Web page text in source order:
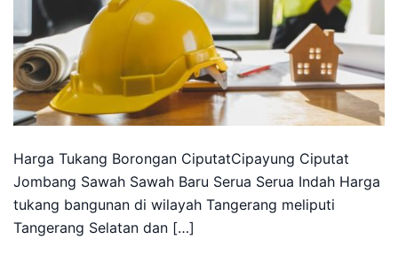
Harga Tukang Borongan CiputatCipayung Ciputat
Jombang Sawah Sawah Baru Serua Serua Indah Harga
tukang bangunan di wilayah Tangerang meliputi
Tangerang Selatan dan […]